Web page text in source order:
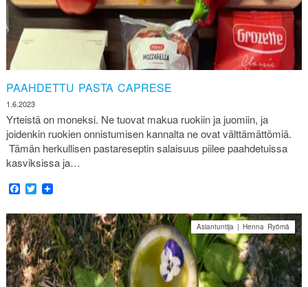
PAAHDETTU PASTA CAPRESE
1.6.2023
Yrteistä on moneksi. Ne tuovat makua ruokiin ja juomiin, ja
joidenkin ruokien onnistumisen kannalta ne ovat välttämättömiä.
Tämän herkullisen pastareseptin salaisuus piilee paahdetuissa
kasviksissa ja…
Facebook
Twitter
Asiantuntija | Henna Ryömä